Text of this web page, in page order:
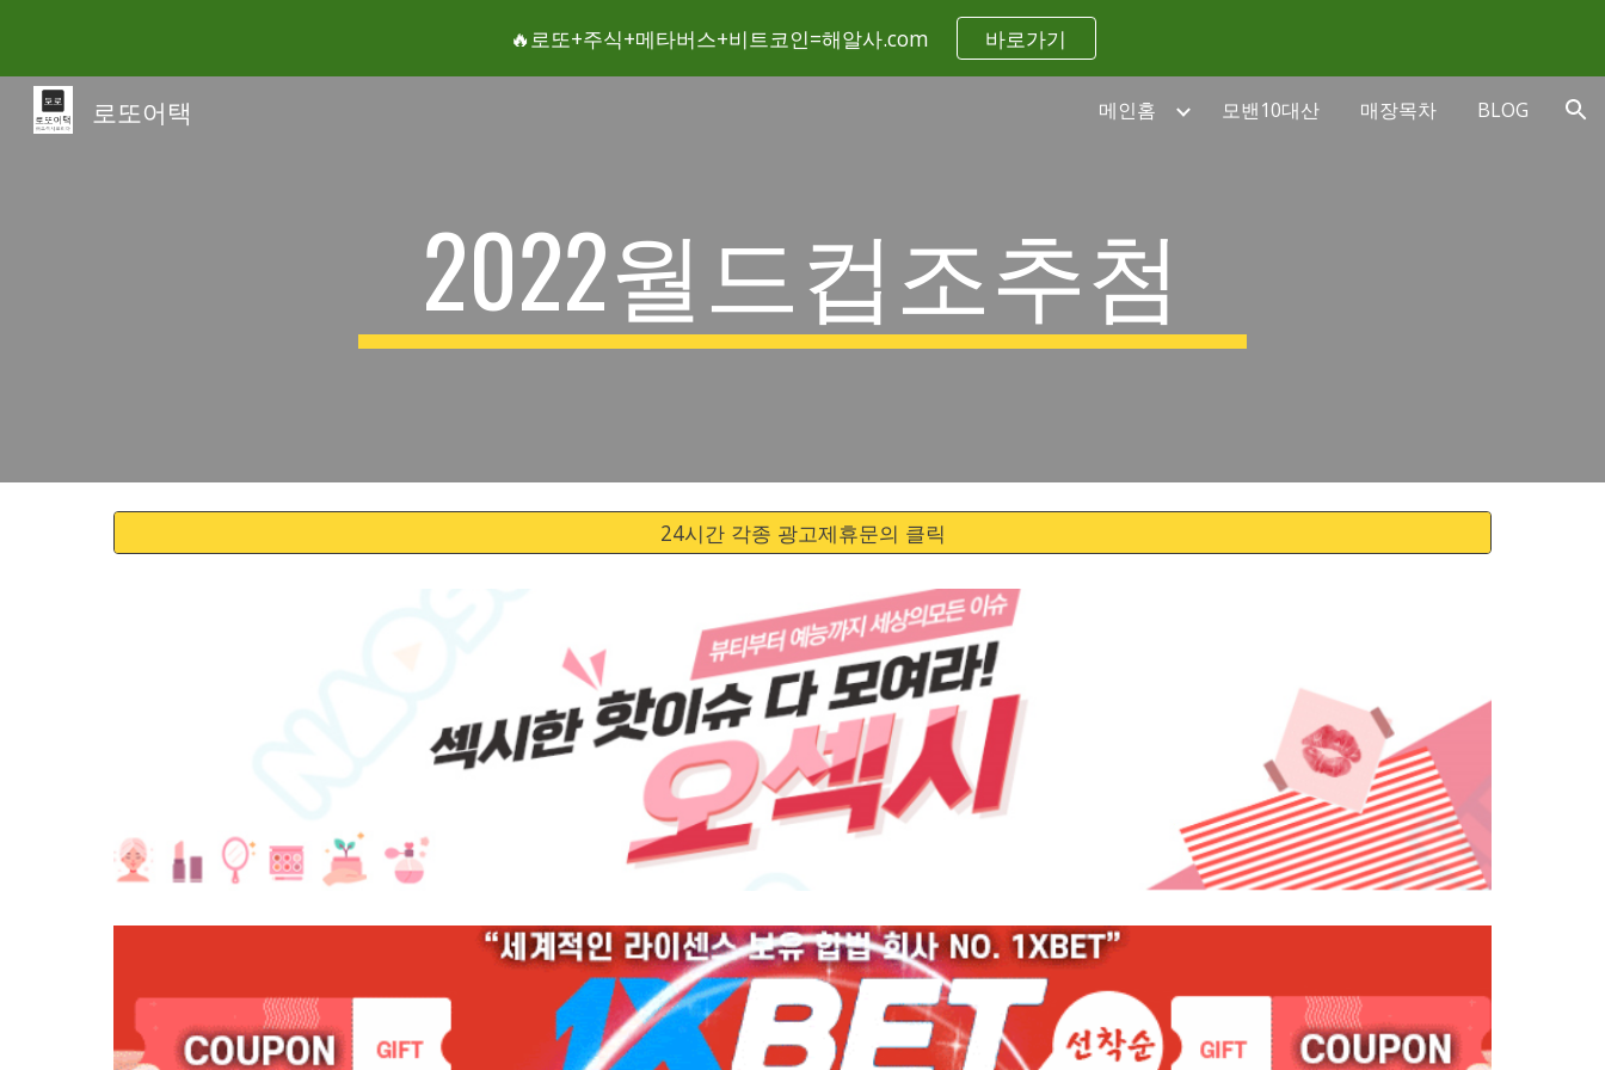
Skip to main content Skip to navigation
🔥로또+주식+메타버스+비트코인=해알사.com 바로가기
로또어택 메인홈 모밴10대산 매장목차 BLOG
2022월드컵조추첨
24시간 각종 광고제휴문의 클릭